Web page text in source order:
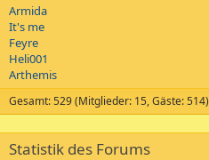
Armida
It's me
Feyre
Heli001
Arthemis
Gesamt: 529 (Mitglieder: 15, Gäste: 514)
Statistik des Forums